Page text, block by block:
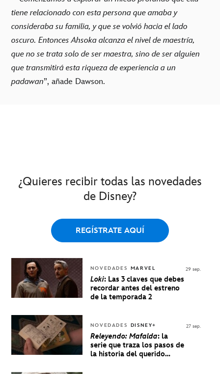
tiene relacionado con esta persona que amaba y
consideraba su familia, y que se volvió hacia el lado
oscuro. Entonces Ahsoka alcanza el nivel de maestría,
que no se trata solo de ser maestra, sino de ser alguien
que transmitirá esta riqueza de experiencia a un
padawan”, añade Dawson.
¿Quieres recibir todas las novedades
de Disney?
REGÍSTRATE AQUÍ
NOVEDADES MARVEL
Loki: Las 3 claves que debes
recordar antes del estreno
de la temporada 2
29 sep.
NOVEDADES DISNEY+
Releyendo: Mafalda: la
serie que traza los pasos de
la historia del querido
27 sep.